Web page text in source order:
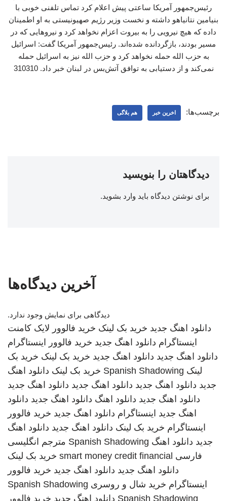
رئیس‌جمهور آمریکا ساعتی پیش اعلام کرد تماس تلفنی خوبی با
بنیامین نتانیاهو داشته و نخست ‌وزیر رژیم صهیونیستی به او اطمینان
داده که هیچ نیرویی را به بیروت اعزام نخواهد کرد و نیروهایی که در
مسیر بودند، بازگردانده شده‌اند. رئیس‌جمهور آمریکا گفت: اسرائیل
به حزب ‌الله حمله نخواهد کرد و حزب‌ الله نیز به اسرائیل حمله
نمی‌کند و از دستیابی به توافق آتش‌بس در لبنان خبر داد. 310310
برچسب‌ها: اخرین خبر هم بلاگی
دیدگاهتان را بنویسید
برای نوشتن دیدگاه باید وارد بشوید.
آخرین دیدگاه‌ها
دیدگاهی برای نمایش وجود ندارد.
دانلود اهنگ جدید خرید بک لینک خرید فالوور لایک کامنت
اینستاگرام دانلود اهنگ جدید خرید فالوور اینستاگرام
دانلود اهنگ جدید دانلود اهنگ جدید خرید بک لینک خرید بک
لینک Spanish Shadowing خرید بک لینک دانلود اهنگ
جدید دانلود اهنگ جدید دانلود اهنگ جدید دانلود اهنگ جدید
دانلود اهنگ جدید دانلود اهنگ دانلود اهنگ جدید دانلود
اهنگ جدید اینستاگرام دانلود اهنگ جدید خرید فالوور
اینستاگرام خرید بک لینک دانلود اهنگ جدید دانلود اهنگ
جدید دانلود اهنگ Spanish Shadowing مترجم انگلیسی
فارسی smart money credit financial خرید بک لینک
دانلود اهنگ جدید دانلود اهنگ جدید خرید فالوور
اینستاگرام خرید شال و روسری Spanish Shadowing
Spanish Shadowing دانلود اهنگ جدید خرید فالوور